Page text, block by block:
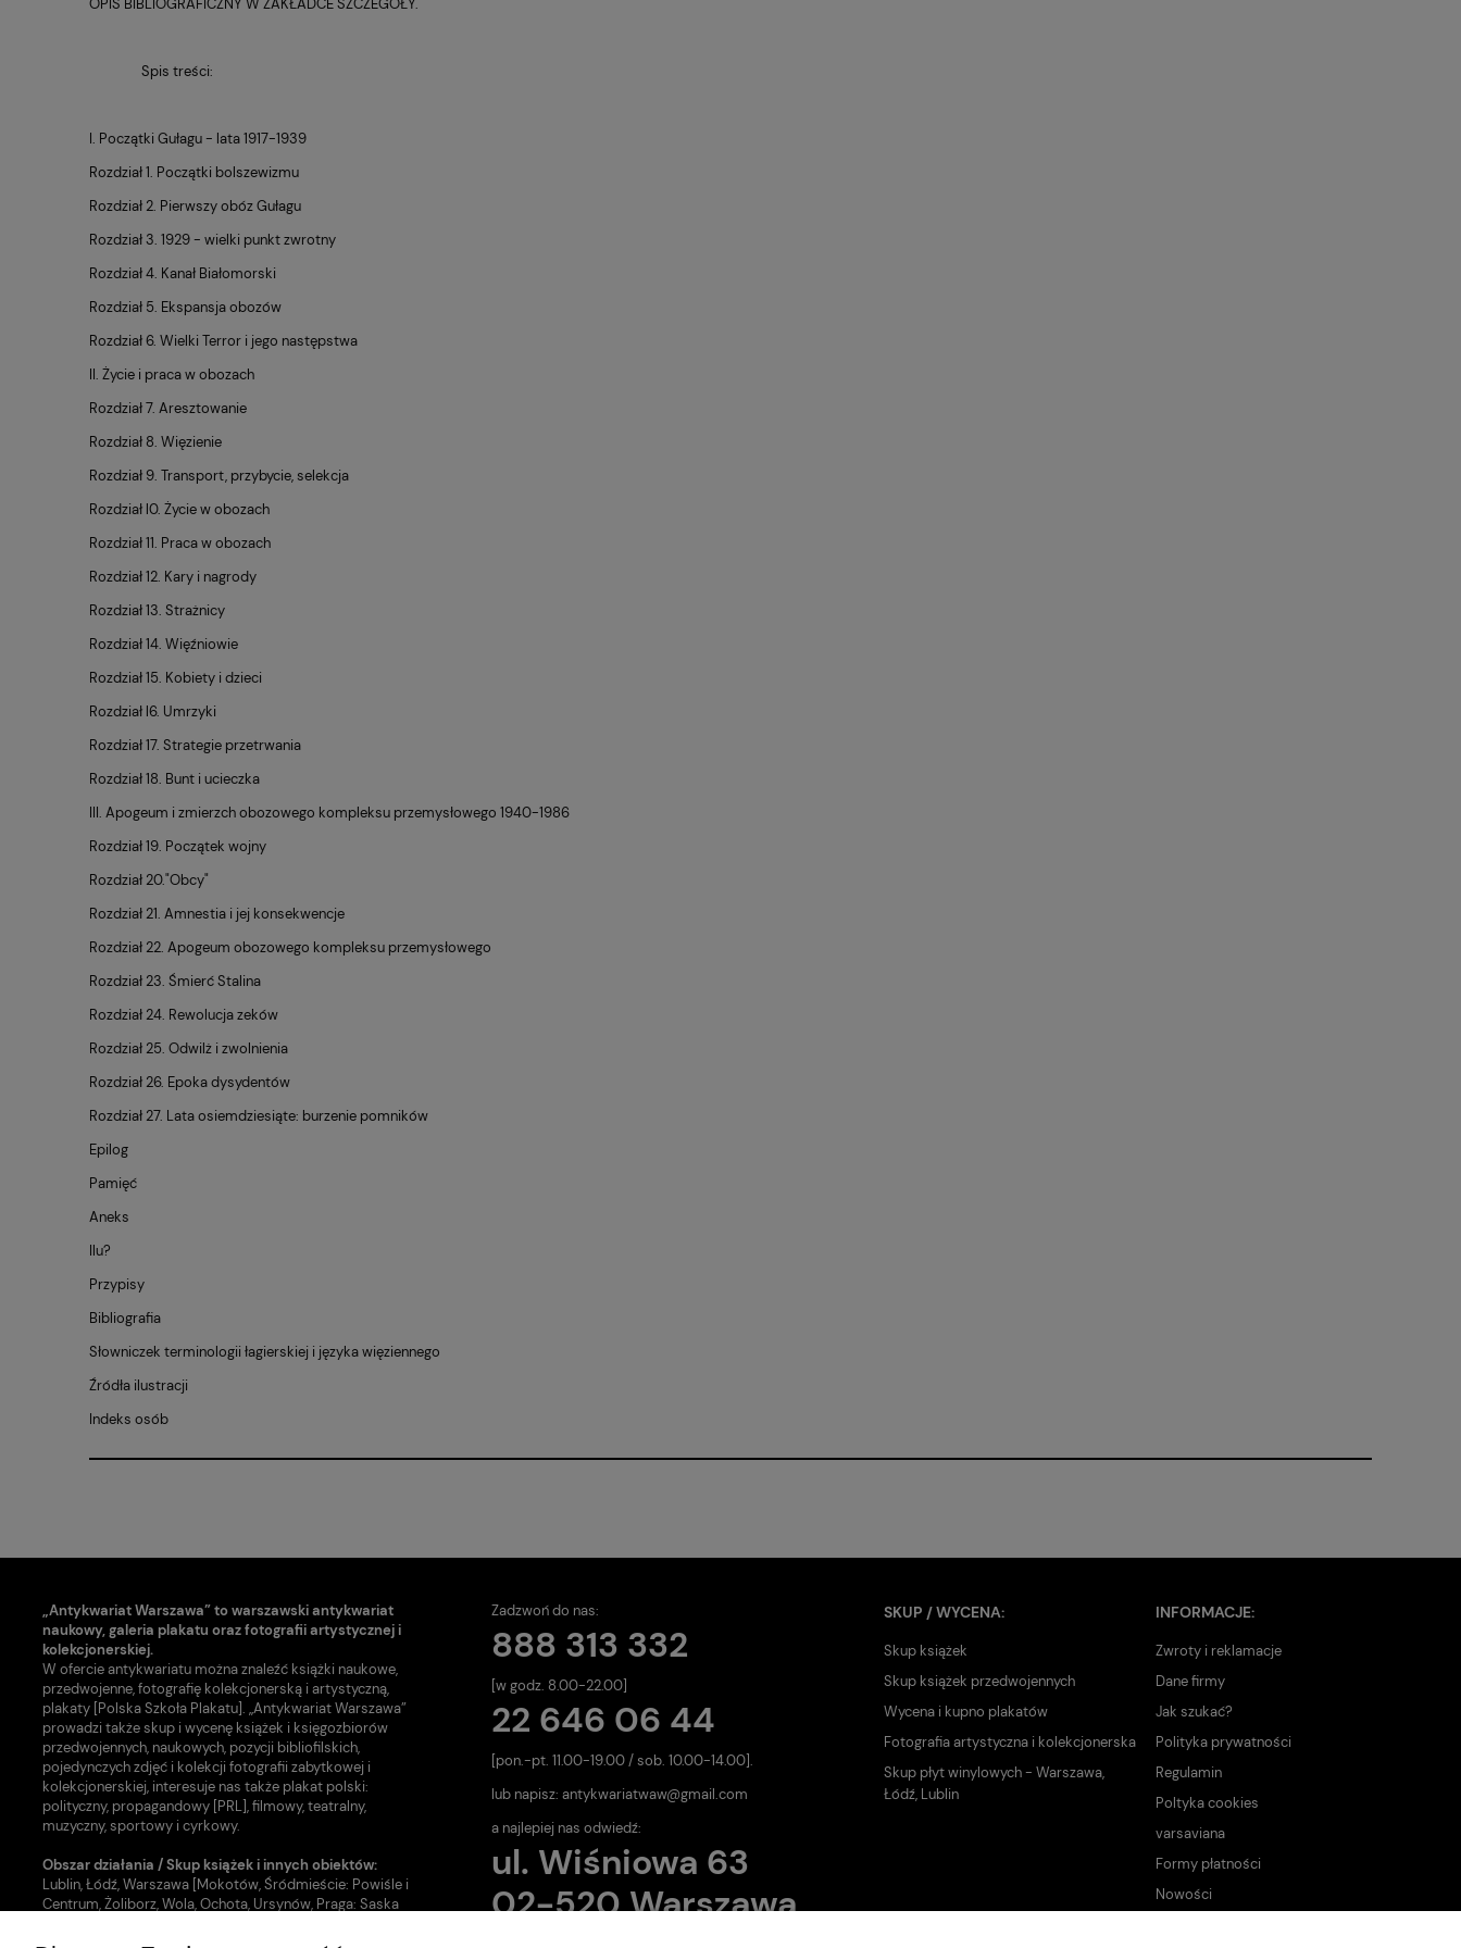
OPIS BIBLIOGRAFICZNY W ZAKŁADCE SZCZEGÓŁY.
Spis treści:
I. Po­cząt­ki Gu­ła­gu - lata 1917-1939
Roz­dział 1. Po­cząt­ki bol­sze­wi­zmu
Roz­dział 2. Pierw­szy obóz Gu­ła­gu
Roz­dział 3. 1929 - wiel­ki punkt zwrot­ny
Roz­dział 4. Kanał Bia­ło­mor­ski
Roz­dział 5. Eks­pan­sja obo­zów
Roz­dział 6. Wiel­ki Ter­ror i jego na­stęp­stwa
II. Życie i praca w obo­zach
Roz­dział 7. Aresz­to­wa­nie
Roz­dział 8. Wię­zie­nie
Roz­dział 9. Trans­port, przy­by­cie, se­lek­cja
Roz­dział l0. Życie w obo­zach
Roz­dział 11. Praca w obo­zach
Roz­dział 12. Kary i na­gro­dy
Roz­dział 13. Straż­ni­cy
Roz­dział 14. Więź­nio­wie
Roz­dział 15. Ko­bie­ty i dzie­ci
Roz­dział l6. Umrzy­ki
Roz­dział 17. Stra­te­gie prze­trwa­nia
Roz­dział 18. Bunt i uciecz­ka
III. Apo­geum i zmierzch obo­zo­we­go kom­plek­su prze­my­sło­we­go 1940-1986
Roz­dział 19. Po­czą­tek wojny
Roz­dział 20."Obcy"
Roz­dział 21. Amne­stia i jej kon­se­kwen­cje
Roz­dział 22. Apo­geum obo­zo­we­go kom­plek­su prze­my­sło­we­go
Roz­dział 23. Śmierć Sta­li­na
Roz­dział 24. Re­wo­lu­cja zeków
Roz­dział 25. Od­wilż i zwol­nie­nia
Roz­dział 26. Epoka dy­sy­den­tów
Roz­dział 27. Lata osiem­dzie­sią­te: bu­rze­nie po­mni­ków
Epilog
Pa­mięć
Aneks
Ilu?
Przypisy
Bibliografia
Słowniczek terminologii łagierskiej i języka więziennego
Źródła ilustracji
Indeks osób
„Antykwariat Warszawa” to warszawski antykwariat
naukowy, galeria plakatu oraz fotografii artystycznej i
kolekcjonerskiej.
W ofercie antykwariatu można znaleźć książki naukowe,
przedwojenne, fotografię kolekcjonerską i artystyczną,
plakaty [Polska Szkoła Plakatu]. „Antykwariat Warszawa”
prowadzi także skup i wycenę książek i księgozbiorów
przedwojennych, naukowych, pozycji bibliofilskich,
pojedynczych zdjęć i kolekcji fotografii zabytkowej i
kolekcjonerskiej, interesuje nas także plakat polski:
polityczny, propagandowy [PRL], filmowy, teatralny,
muzyczny, sportowy i cyrkowy.
Obszar działania / Skup książek i innych obiektów:
Lublin, Łódź, Warszawa [Mokotów, Śródmieście: Powiśle i
Centrum, Żoliborz, Wola, Ochota, Ursynów, Praga: Saska
Zadzwoń do nas:
888 313 332
[w godz. 8.00-22.00]
22 646 06 44
[pon.-pt. 11.00-19.00 / sob. 10.00-14.00].
lub napisz: antykwariatwaw@gmail.com
a najlepiej nas odwiedź:
ul. Wiśniowa 63
02-520 Warszawa
SKUP / WYCENA:
Skup książek
Skup książek przedwojennych
Wycena i kupno plakatów
Fotografia artystyczna i kolekcjonerska
Skup płyt winylowych - Warszawa,
Łódź, Lublin
INFORMACJE:
Zwroty i reklamacje
Dane firmy
Jak szukać?
Polityka prywatności
Regulamin
Poltyka cookies
varsaviana
Formy płatności
Nowości